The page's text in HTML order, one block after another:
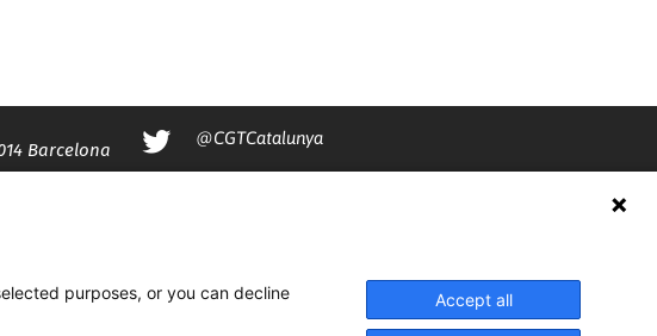
Barcelona
@CGTCatalunya
purposes, or you can decline
Accept all